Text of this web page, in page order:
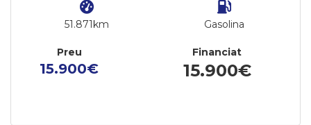
51.871km Gasolina
Preu
15.900€
Financiat
15.900€